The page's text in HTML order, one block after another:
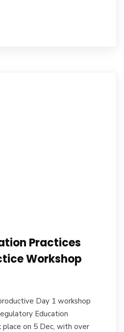
Practices
Workshop
Day 1 workshop
Education
on 5 Dec, with over